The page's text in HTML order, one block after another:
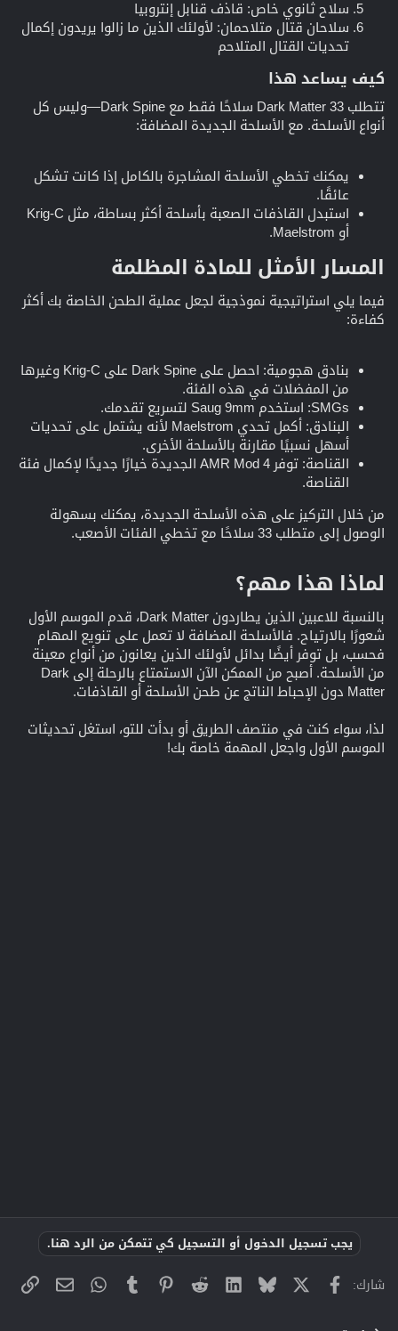
سلاح ثانوي خاص: قاذف قنابل إنتروبيا
سلاحان قتال متلاحمان: لأولئك الذين ما زالوا يريدون إكمال
تحديات القتال المتلاحم
كيف يساعد هذا​
تتطلب Dark Matter 33 سلاحًا فقط مع Dark Spine—وليس كل
أنواع الأسلحة. مع الأسلحة الجديدة المضافة:
يمكنك تخطي الأسلحة المشاجرة بالكامل إذا كانت تشكل
عائقًا.
استبدل القاذفات الصعبة بأسلحة أكثر بساطة، مثل Krig-C
أو Maelstrom.
المسار الأمثل للمادة المظلمة​
فيما يلي استراتيجية نموذجية لجعل عملية الطحن الخاصة بك أكثر
كفاءة:
بنادق هجومية: احصل على Dark Spine على Krig-C وغيرها
من المفضلات في هذه الفئة.
SMGs: استخدم Saug 9mm لتسريع تقدمك.
البنادق: أكمل تحدي Maelstrom لأنه يشتمل على تحديات
أسهل نسبيًا مقارنة بالأسلحة الأخرى.
القناصة: توفر AMR Mod 4 الجديدة خيارًا جديدًا لإكمال فئة
القناصة.
من خلال التركيز على هذه الأسلحة الجديدة، يمكنك بسهولة
الوصول إلى متطلب 33 سلاحًا مع تخطي الفئات الأصعب.
لماذا هذا مهم؟​
بالنسبة للاعبين الذين يطاردون Dark Matter، قدم الموسم الأول
شعورًا بالارتياح. فالأسلحة المضافة لا تعمل على تنويع المهام
فحسب، بل توفر أيضًا بدائل لأولئك الذين يعانون من أنواع معينة
من الأسلحة. أصبح من الممكن الآن الاستمتاع بالرحلة إلى Dark
Matter دون الإحباط الناتج عن طحن الأسلحة أو القاذفات.
لذا، سواء كنت في منتصف الطريق أو بدأت للتو، استغل تحديثات
الموسم الأول واجعل المهمة خاصة بك!
يجب تسجيل الدخول أو التسجيل كي تتمكن من الرد هنا.
شارك: فيسبوك Bluesky
LinkedIn
Reddit
Pinterest
Tumblr
WhatsApp
البريد